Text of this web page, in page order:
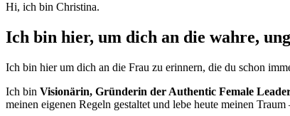
Hi, ich bin Christina.
Ich bin hier, um dich an die wahre,
Ich bin hier um dich an die Frau zu erinnern, die du schon
Ich bin Visionärin, Gründerin der Authentic Female
meinen eigenen Regeln gestaltet und lebe heute meinen Traum